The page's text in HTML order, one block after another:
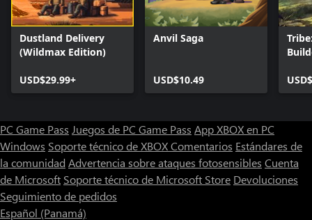
Dustland Delivery
(Wildmax Edition)
USD$29.99+
Anvil Saga
USD$10.49
PC Game Pass Juegos de PC Game Pass App XBOX en PC
Windows Soporte técnico de XBOXComentarios Estándares de
la comunidad Advertencia sobre ataques fotosensibles Cuenta
de Microsoft Soporte técnico de Microsoft Store Devoluciones
Seguimiento de pedidos
Español (Panamá)